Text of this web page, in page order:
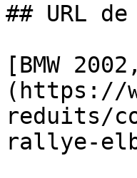
## URL de
[BMW
(https://
reduits/
rallye-